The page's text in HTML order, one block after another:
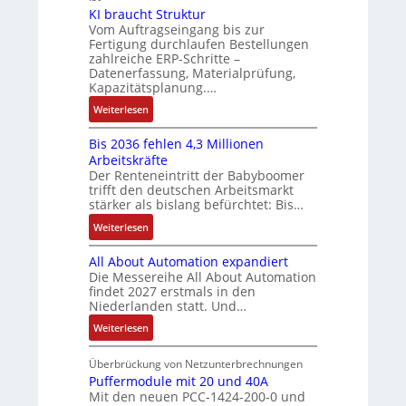
g
M
o
m
e
n
t
a
u
f
n
a
h
m
e
,
g
e
p
r
ä
g
t
d
a
n
u
c
C
N
C
-
S
y
s
t
s
c
h
ä
f
s
f
ü
h
r
e
r
z
u
m
V
o
r
s
t
a
n
è
m
e
s
:
Q
2
E
r
g
e
b
n
s
s
e
e
t
ä
r
V
e
r
t
r
i
e
b
s
-
u
n
d
M
a
r
k
e
t
n
g
KI braucht Struktur
Vom Auftragseingang bis zur
Fertigung durchlaufen Bestellungen
zahlreiche ERP-Schritte –
Datenerfassung, Materialprüfung,
Kapazitätsplanung.…
Weiterlesen:
K
I
b
r
a
u
c
h
t
S
t
r
u
k
t
u
r
Bis 2036 fehlen 4,3 Millionen
Arbeitskräfte
Der Renteneintritt der Babyboomer
trifft den deutschen Arbeitsmarkt
stärker als bislang befürchtet: Bis…
Weiterlesen:
B
i
s
2
0
3
6
f
e
h
All About Automation expandiert
Die Messereihe All About Automation
findet 2027 erstmals in den
Niederlanden statt. Und…
Weiterlesen:
A
l
l
A
Überbrückung von Netzunterbrechnungen
Puffermodule mit 20 und 40A
Mit den neuen PCC-1424-200-0 und